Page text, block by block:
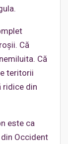
Că
Că
teritorii
ridice din
este ca
Occident